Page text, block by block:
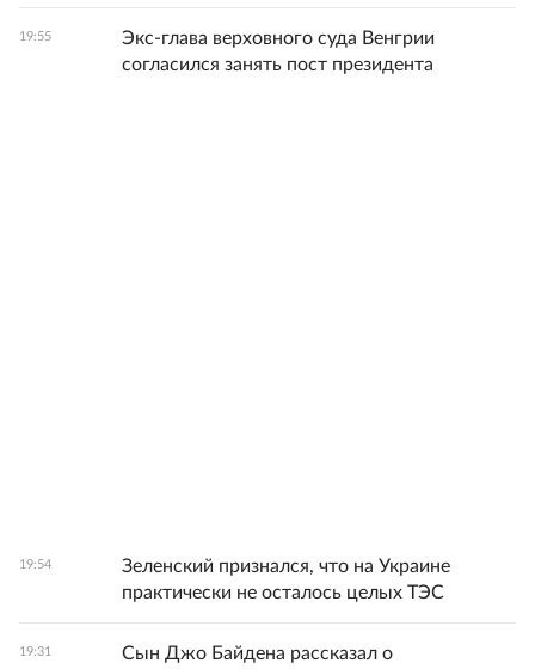
19:55
Экс-глава верховного суда Венгрии
согласился занять пост президента
19:54
Зеленский признался, что на Украине
практически не осталось целых ТЭС
19:31
Сын Джо Байдена рассказал о